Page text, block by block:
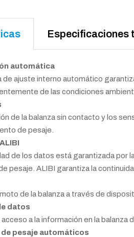
Especificaciones
automática
de ajuste interno automático
de las condiciones
de la balanza sin contacto y los
de pesaje.
de los datos está garantizada por
pesaje. ALIBI garantiza la
de la balanza a través de
datos
acceso a la información en la
pesaje automáticos